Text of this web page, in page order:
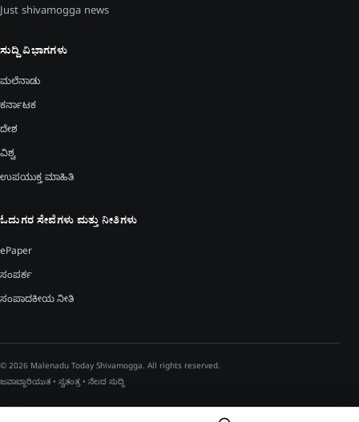
Just shivamogga news
ಸುದ್ದಿ ವಿಭಾಗಗಳು
ಮಲೆನಾಡು
ಕರ್ನಾಟಕ
ದೇಶ
ವಿಶ್ವ
ಉಪಯುಕ್ತ ಮಾಹಿತಿ
ಓದುಗರ ಸೇವೆಗಳು ಮತ್ತು ನೀತಿಗಳು
ePaper
ಸಂಪರ್ಕ
ಸಂಪಾದಕೀಯ ನೀತಿ
© 2026 Malenadu Today Shivamogga. All rights reserved.
ಜವಾಬ್ದಾರಿಯುತ • ಸ್ವತಂತ್ರ • ನೆಲದ ಸುದ್ದಿ